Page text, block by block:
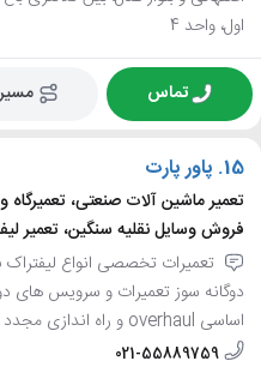
اول، واحد 4
تماس
15. پاور پارت
تعمیر ماشین آلات صنعتی،
فروش وسایل نقلیه سنگین، تعمیر
تعمیرات تخصصی انواع لیفتراک
دوگانه سوز تعمیرات و سرویس های
اساسی overhaul و راه اندازی مجدد د...
021-55889759